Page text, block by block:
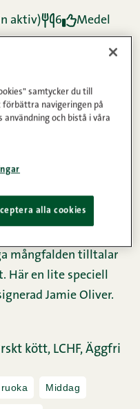
aktiv) 6 Medel
mångfalden tilltalar
Här en lite speciell
Jamie Oliver.
kött, LCHF, Äggfri
Middag
samtycker du till
förbättra navigeringen på
och bistå i våra
alla cookies